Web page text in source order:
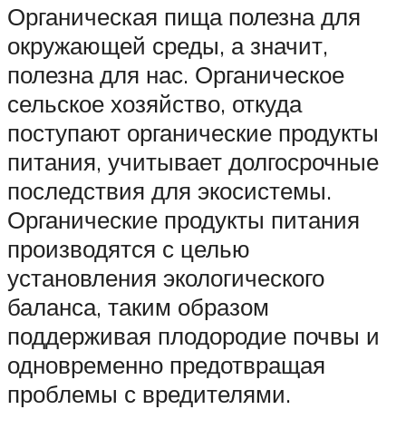
Органическая пища полезна для
окружающей среды, а значит,
полезна для нас. Органическое
сельское хозяйство, откуда
поступают органические продукты
питания, учитывает долгосрочные
последствия для экосистемы.
Органические продукты питания
производятся с целью
установления экологического
баланса, таким образом
поддерживая плодородие почвы и
одновременно предотвращая
проблемы с вредителями.